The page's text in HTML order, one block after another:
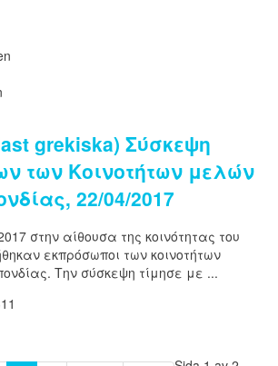
grekiska) Σύσκεψη
των Κοινοτήτων μελών
22/04/2017
στην αίθουσα της κοινότητας του
εκπρόσωποι των κοινοτήτων
Την σύσκεψη τίμησε με ...